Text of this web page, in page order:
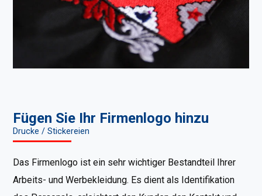
Fügen Sie Ihr Firmenlogo hinzu
Drucke / Stickereien
Das Firmenlogo ist ein sehr wichtiger Bestandteil Ihrer
Arbeits- und Werbekleidung. Es dient als Identifikation